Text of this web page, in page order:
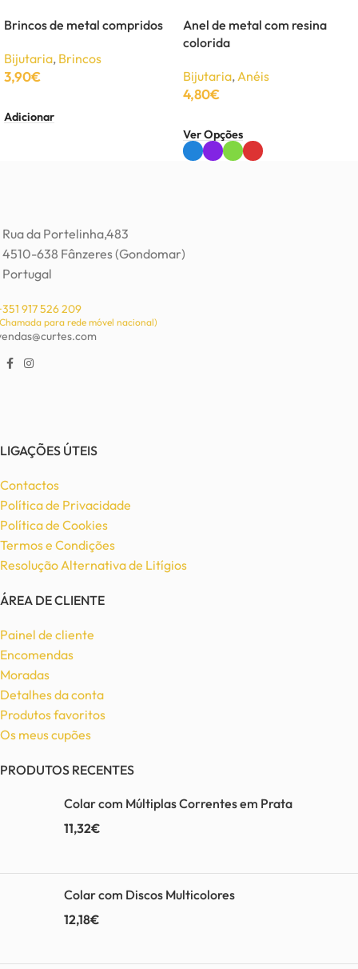
Brincos de metal compridos
Bijutaria, Brincos
3,90€
Adicionar
Anel de metal com resina
colorida
Bijutaria,Anéis
4,80€
Ver Opções
Rua da Portelinha,483
4510-638 Fânzeres (Gondomar)
Portugal
917 526 209
para rede móvel nacional)
LIGAÇÕES ÚTEIS
Contactos
Política de Privacidade
Política de Cookies
Termos e Condições
Resolução Alternativa de Litígios
ÁREA DE CLIENTE
Painel de cliente
Encomendas
Moradas
Detalhes da conta
Produtos favoritos
Os meus cupões
PRODUTOS RECENTES
Colar com Múltiplas Correntes em Prata
11,32€
Colar com Discos Multicolores
12,18€